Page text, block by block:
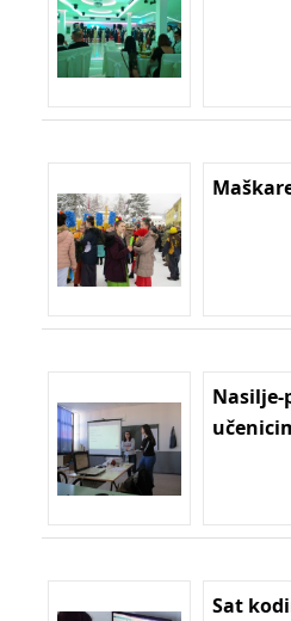
Nasilje-
Sat